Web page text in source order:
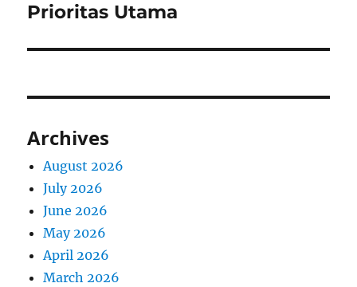
Prioritas Utama
Archives
August 2026
July 2026
June 2026
May 2026
April 2026
March 2026